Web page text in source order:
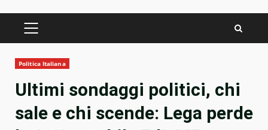
PRIMARY
Politica Italiana
Ultimi sondaggi politici, chi
sale e chi scende: Lega perde